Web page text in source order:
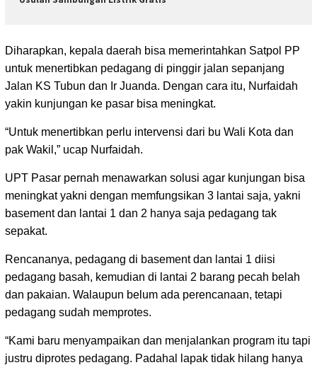
Diharapkan, kepala daerah bisa memerintahkan Satpol PP
untuk menertibkan pedagang di pinggir jalan sepanjang
Jalan KS Tubun dan Ir Juanda. Dengan cara itu, Nurfaidah
yakin kunjungan ke pasar bisa meningkat.
“Untuk menertibkan perlu intervensi dari bu Wali Kota dan
pak Wakil,” ucap Nurfaidah.
UPT Pasar pernah menawarkan solusi agar kunjungan bisa
meningkat yakni dengan memfungsikan 3 lantai saja, yakni
basement dan lantai 1 dan 2 hanya saja pedagang tak
sepakat.
Rencananya, pedagang di basement dan lantai 1 diisi
pedagang basah, kemudian di lantai 2 barang pecah belah
dan pakaian. Walaupun belum ada perencanaan, tetapi
pedagang sudah memprotes.
“Kami baru menyampaikan dan menjalankan program itu tapi
justru diprotes pedagang. Padahal lapak tidak hilang hanya